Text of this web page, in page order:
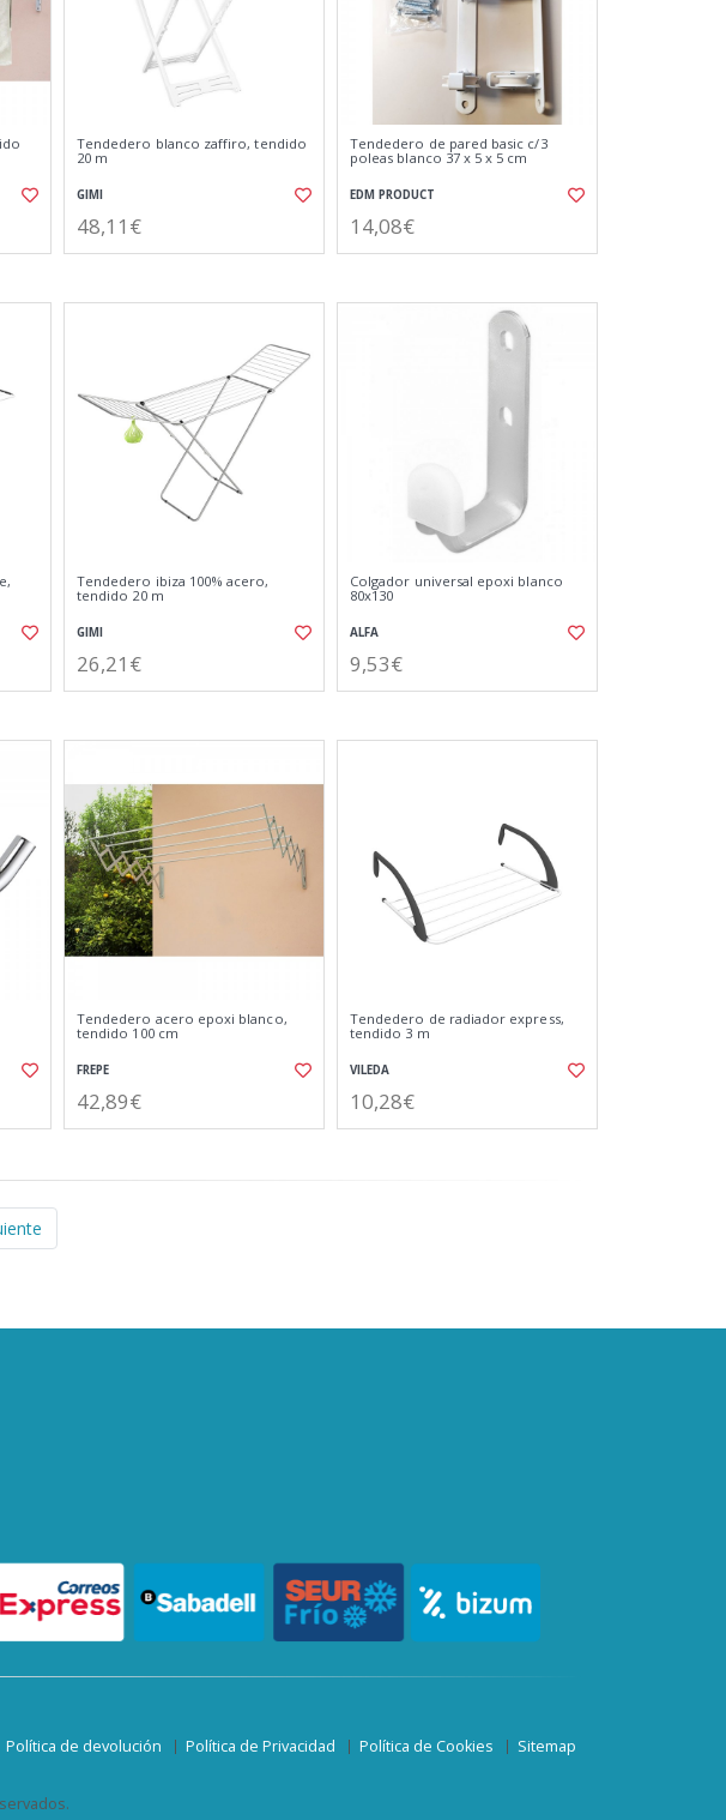
Tendedero blanco zaffiro, tendido
20 m
GIMI
48,11€
Tendedero de pared basic c/3
poleas blanco 37 x 5 x 5 cm
EDM PRODUCT
14,08€
Tendedero ibiza 100% acero,
tendido 20 m
GIMI
26,21€
Colgador universal epoxi blanco
80x130
ALFA
9,53€
Tendedero acero epoxi blanco,
tendido 100 cm
FREPE
42,89€
Tendedero de radiador express,
tendido 3 m
VILEDA
10,28€
Política de devolución Política de Privacidad Política de Cookies Sitemap